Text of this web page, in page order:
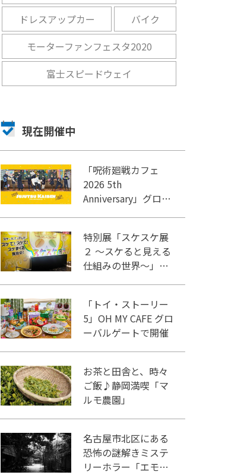
ドレスアップカー
バイク
モーターファンフェスタ2020
富士スピードウェイ
現在開催中
「呪術廻戦カフェ
2026 5th
Anniversary」グロー
特別展「スケスケ展
２ ～スケると見える
仕組みの世界～」Ｆ
「トイ・ストーリー
5」OH MY CAFE グロ
ーバルゲートで開催
お茶と田舎と、時々
ご飯♪静岡満喫「マ
ルモ農園」
名古屋市北区にある
恐怖の謎解きミステ
リーホラー「エモい